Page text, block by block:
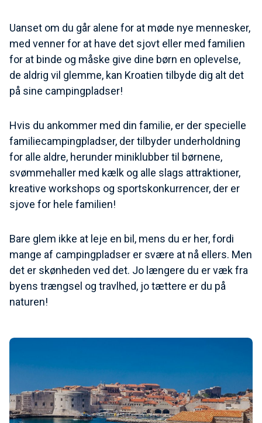
Uanset om du går alene for at møde nye mennesker,
med venner for at have det sjovt eller med familien
for at binde og måske give dine børn en oplevelse,
de aldrig vil glemme, kan Kroatien tilbyde dig alt det
på sine campingpladser!
Hvis du ankommer med din familie, er der specielle
familiecampingpladser, der tilbyder underholdning
for alle aldre, herunder miniklubber til børnene,
svømmehaller med kælk og alle slags attraktioner,
kreative workshops og sportskonkurrencer, der er
sjove for hele familien!
Bare glem ikke at leje en bil, mens du er her, fordi
mange af campingpladser er svære at nå ellers. Men
det er skønheden ved det. Jo længere du er væk fra
byens trængsel og travlhed, jo tættere er du på
naturen!